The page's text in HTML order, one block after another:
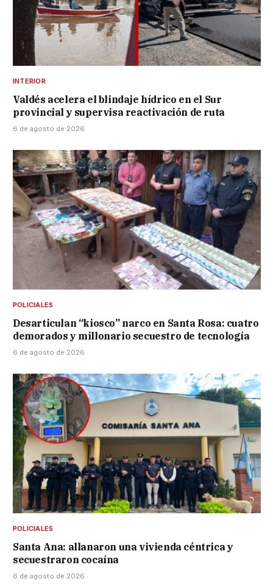
INTERIOR
Valdés acelera el blindaje hídrico en el Sur
provincial y supervisa reactivación de ruta
6 de agosto de 2026
POLICIALES
Desarticulan “kiosco” narco en Santa Rosa: cuatro
demorados y millonario secuestro de tecnología
6 de agosto de 2026
POLICIALES
Santa Ana: allanaron una vivienda céntrica y
secuestraron cocaína
6 de agosto de 2026